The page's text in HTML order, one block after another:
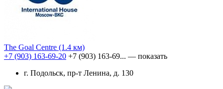
The Goal Centre (1.4 км)
+7 (903) 163-69-20 +7 (903) 163-69... — показать
г. Подольск, пр-т Ленина, д. 130